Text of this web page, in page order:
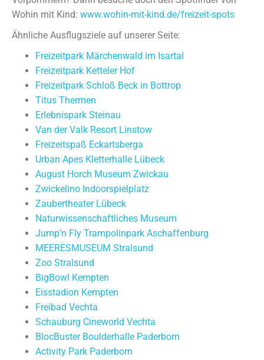
Wohin mit Kind: www.wohin-mit-kind.de/freizeit-spots
Ähnliche Ausflugsziele auf unserer Seite:
Freizeitpark Märchenwald im Isartal
Freizeitpark Ketteler Hof
Freizeitpark Schloß Beck in Bottrop
Titus Thermen
Erlebnispark Steinau
Van der Valk Resort Linstow
Freizeitspaß Eckartsberga
Urban Apes Kletterhalle Lübeck
August Horch Museum Zwickau
Zwickelino Indoorspielplatz
Zaubertheater Lübeck
Naturwissenschaftliches Museum
Jump’n Fly Trampolinpark Aschaffenburg
MEERESMUSEUM Stralsund
Zoo Stralsund
BigBowl Kempten
Eisstadion Kempten
Freibad Vechta
Schauburg Cineworld Vechta
BlocBuster Boulderhalle Paderborn
Activity Park Paderborn